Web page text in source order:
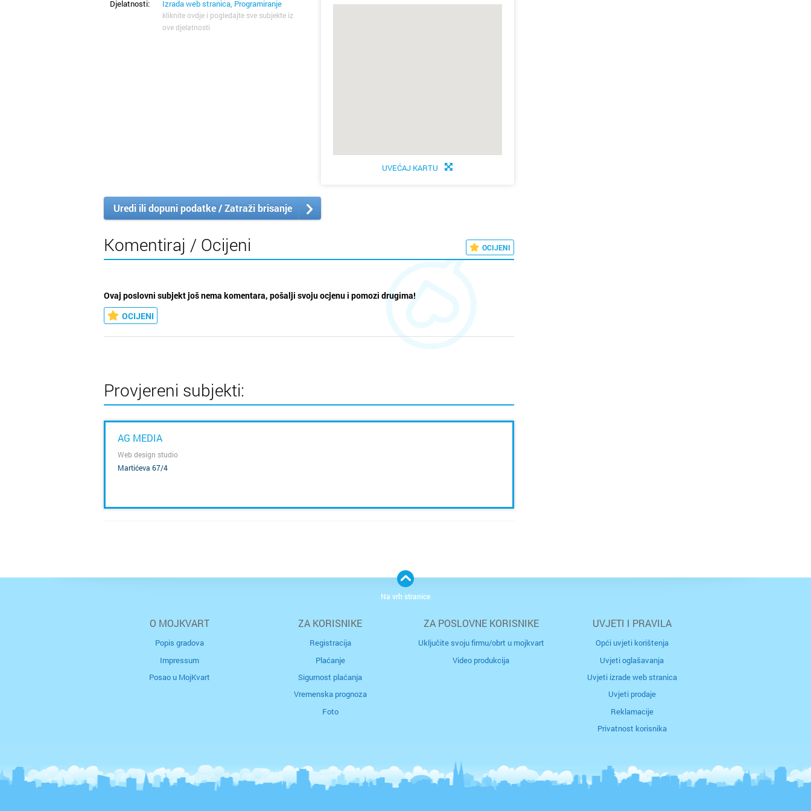
Djelatnosti: Izrada web stranica, Programiranje
kliknite ovdje i pogledajte sve subjekte iz
ove djelatnosti
UVEĆAJ KARTU
Uredi ili dopuni podatke / Zatraži brisanje
Komentiraj / Ocijeni OCIJENI
Ovaj poslovni subjekt još nema komentara, pošalji svoju ocjenu i pomozi drugima!
OCIJENI
Provjereni subjekti:
AG MEDIA
Web design studio
Martićeva 67/4
O MOJKVART
Popis gradova
Impressum
Posao u MojKvart
ZA KORISNIKE
Registracija
Plaćanje
Sigurnost plaćanja
Vremenska prognoza
Foto
ZA POSLOVNE KORISNIKE
Uključite svoju firmu/obrt u mojkvart
Video produkcija
UVJETI I PRAVILA
Opći uvjeti korištenja
Uvjeti oglašavanja
Uvjeti izrade web stranica
Uvjeti prodaje
Reklamacije
Privatnost korisnika
Na vrh stranice